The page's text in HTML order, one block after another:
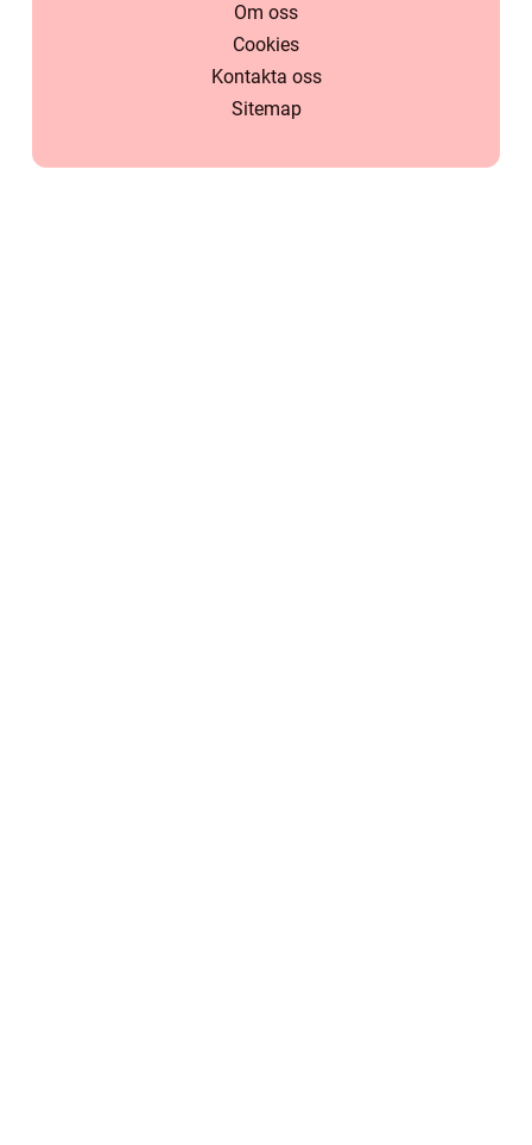
Om oss
Cookies
Kontakta oss
Sitemap